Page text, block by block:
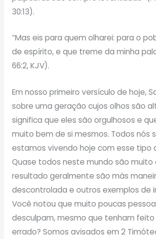
30:13).
“Mas eis para quem olharei: para o
de espírito, e que treme da minha
66:2, KJV).
Em nosso primeiro versículo de hoje,
sobre uma geração cujos olhos são
significa que eles são orgulhosos e
muito bem de si mesmos. Todos nós
estamos vivendo hoje com esse tipo
Quase todos neste mundo são muito
resultado geralmente são más
descontrolada e outros exemplos de
Você notou que muito poucas
desculpam, mesmo que tenham
errado? Somos avisados ​​em 2